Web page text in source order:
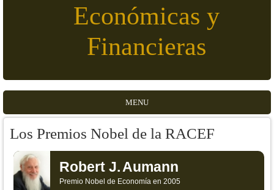
Económicas y
Financieras
MENU
Los Premios Nobel de la RACEF
Robert J.Aumann
Premio Nobel de Economía en 2005